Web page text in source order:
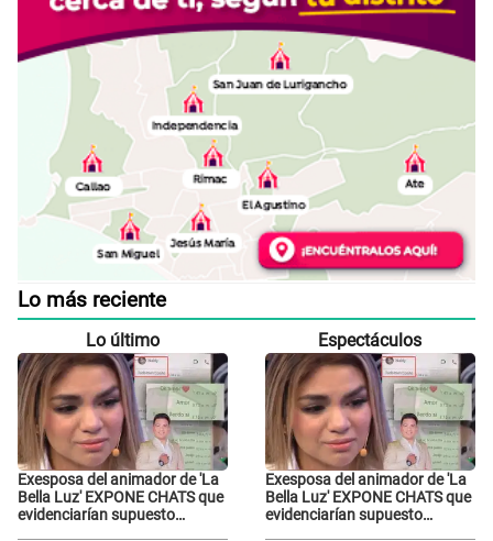
Lo más reciente
Lo último
Exesposa del animador de 'La
Bella Luz' EXPONE CHATS que
evidenciarían supuesto
Espectáculos
Exesposa del animador de 'La
Bella Luz' EXPONE CHATS que
evidenciarían supuesto